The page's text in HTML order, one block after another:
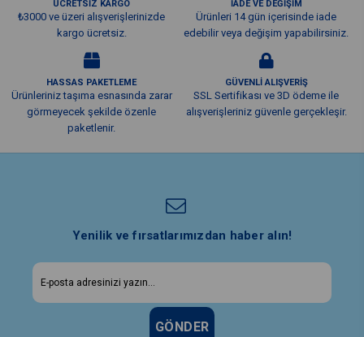
Şarj giriş voltajı (V)
100-240V AC 50/60Hz
ÜCRETSİZ KARGO
₺3000 ve üzeri alışverişlerinizde
kargo ücretsiz.
İADE VE DEĞİŞİM
Ürünleri 14 gün içerisinde iade
edebilir veya değişim yapabilirsiniz.
HASSAS PAKETLEME
Ürünleriniz taşıma esnasında zarar
görmeyecek şekilde özenle
paketlenir.
GÜVENLİ ALIŞVERİŞ
SSL Sertifikası ve 3D ödeme ile
alışverişleriniz güvenle gerçekleşir.
Yenilik ve fırsatlarımızdan haber alın!
GÖNDER